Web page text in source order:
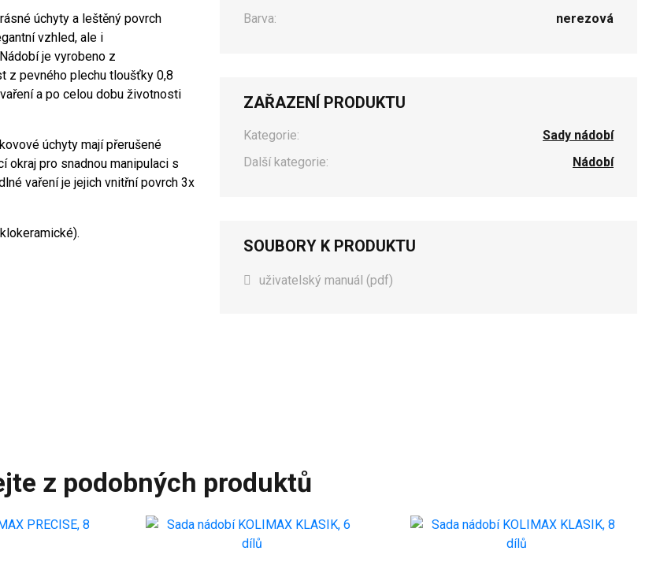
úchyty a leštěný povrch
vzhled, ale i
je vyrobeno z
z pevného plechu tloušťky 0,8
a po celou dobu životnosti
úchyty mají přerušené
okraj pro snadnou manipulaci s
vaření je jejich vnitřní povrch 3x
Barva:
nerezová
ZAŘAZENÍ PRODUKTU
Kategorie:
Sady nádobí
Další kategorie:
Nádobí
SOUBORY K PRODUKTU
uživatelský manuál (pdf)
z podobných produktů